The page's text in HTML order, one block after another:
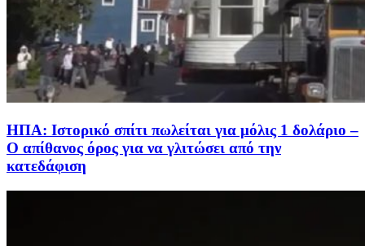
ΗΠΑ: Ιστορικό σπίτι πωλείται για μόλις 1 δολάριο –
Ο απίθανος όρος για να γλιτώσει από την
κατεδάφιση